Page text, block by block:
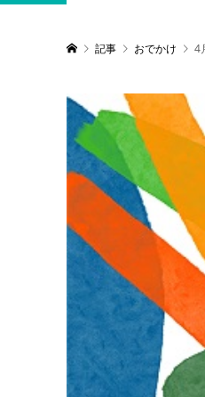
記事 おでかけ 4